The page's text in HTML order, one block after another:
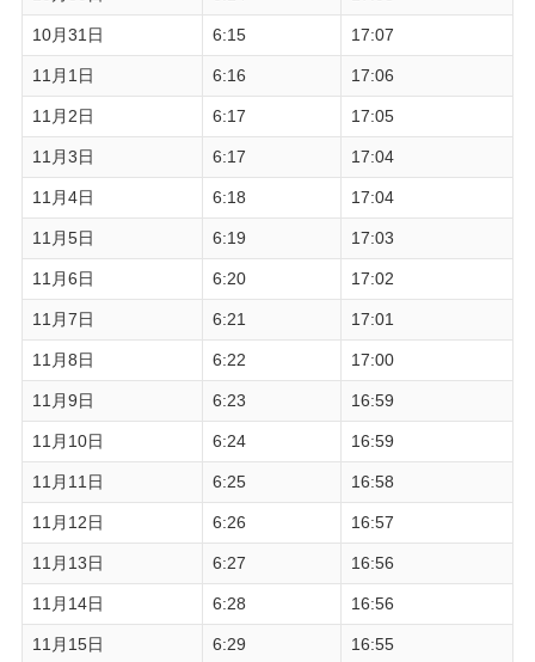
10月31日 6:15 17:07
11月1日 6:16 17:06
11月2日 6:17 17:05
11月3日 6:17 17:04
11月4日 6:18 17:04
11月5日 6:19 17:03
11月6日 6:20 17:02
11月7日 6:21 17:01
11月8日 6:22 17:00
11月9日 6:23 16:59
11月10日 6:24 16:59
11月11日 6:25 16:58
11月12日 6:26 16:57
11月13日 6:27 16:56
11月14日 6:28 16:56
11月15日 6:29 16:55